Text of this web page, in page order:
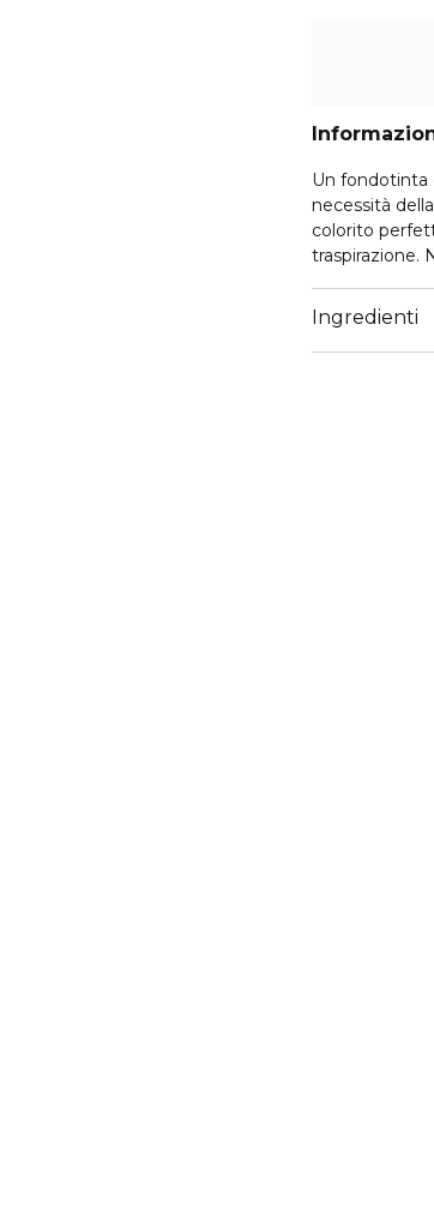
Un fondotinta
necessità della pelle. La formula dolce garantisce un
colorito
traspirazione.
Ingredienti